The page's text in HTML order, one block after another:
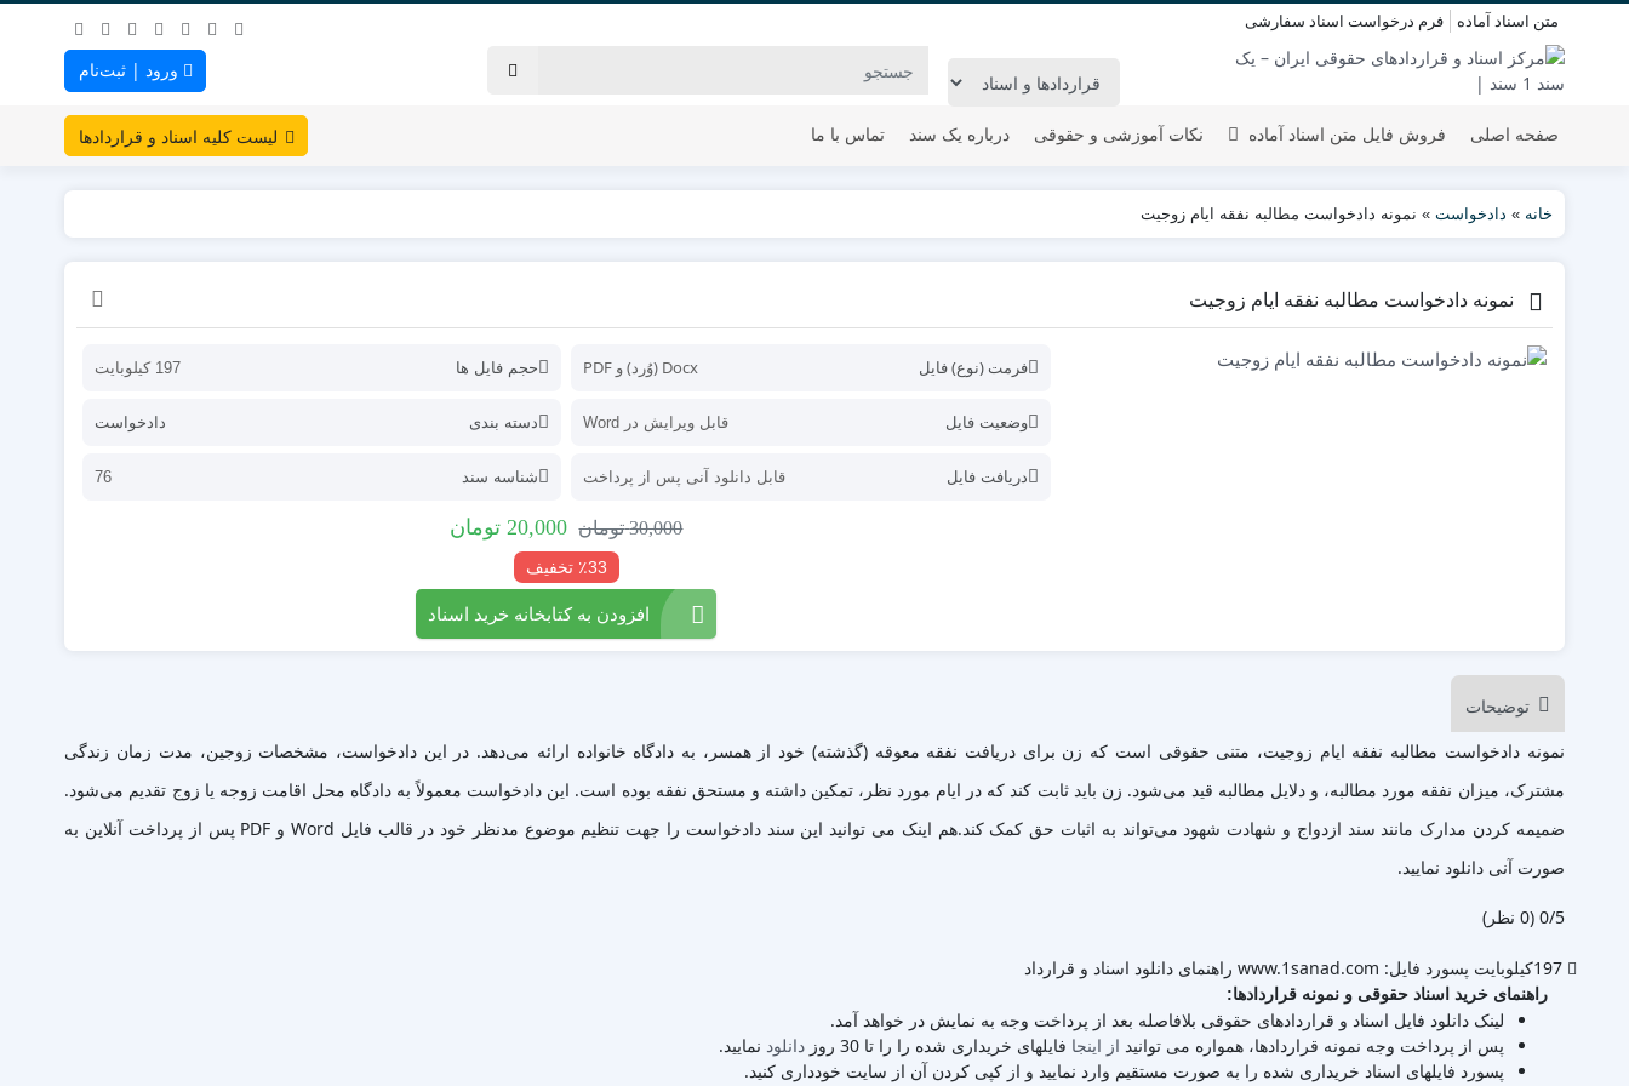
متن اسناد آماده فرم درخواست اسناد سفارشی
ورود | ثبت‌نام
صفحه اصلی فروش فایل متن اسناد آماده نکات آموزشی و حقوقی درباره یک سند تماس با ما لیست کلیه اسناد و قراردادها
خانه » دادخواست » نمونه دادخواست مطالبه نفقه ایام زوجیت
نمونه دادخواست مطالبه نفقه ایام زوجیت
فرمت (نوع) فایل Docx (وُرد) و PDF حجم فایل ها 197 کیلوبایت
وضعیت فایل قابل ویرایش در Word دسته بندی دادخواست
دریافت فایل قابل دانلود آنی پس از پرداخت شناسه سند 76
30,000 تومان 20,000 تومان
٪33 تخفیف
افزودن به کتابخانه خرید اسناد
توضیحات
نمونه دادخواست مطالبه نفقه ایام زوجیت، متنی حقوقی است که زن برای دریافت نفقه معوقه (گذشته) خود از همسر، به دادگاه خانواده ارائه می‌دهد. در این دادخواست، مشخصات زوجین، مدت زمان زندگی
مشترک، میزان نفقه مورد مطالبه، و دلایل مطالبه قید می‌شود. زن باید ثابت کند که در ایام مورد نظر، تمکین داشته و مستحق نفقه بوده است. این دادخواست معمولاً به دادگاه محل اقامت زوجه یا زوج تقدیم می‌شود.
ضمیمه کردن مدارک مانند سند ازدواج و شهادت شهود می‌تواند به اثبات حق کمک کند.هم اینک می توانید این سند دادخواست را جهت تنظیم موضوع مدنظر خود در قالب فایل Word و PDF پس از پرداخت آنلاین به
صورت آنی دانلود نمایید.
‫0/5 ‫(0 نظر)
197کیلوبایت پسورد فایل: www.1sanad.com راهنمای دانلود اسناد و قرارداد
راهنمای خرید اسناد حقوقی و نمونه قراردادها:
لینک دانلود فایل اسناد و قراردادهای حقوقی بلافاصله بعد از پرداخت وجه به نمایش در خواهد آمد.
پس از پرداخت وجه نمونه قراردادها، همواره می توانید از اینجا فایلهای خریداری شده را را تا 30 روز دانلود نمایید.
پسورد فایلهای اسناد خریداری شده را به صورت مستقیم وارد نمایید و از کپی کردن آن از سایت خودداری کنید.